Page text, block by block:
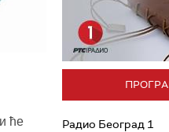
ће
Радио Београд 1